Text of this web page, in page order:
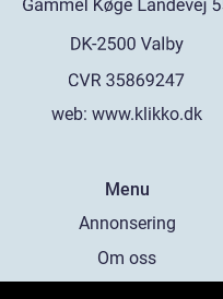
web: www.klikko.dk
Menu
Annonsering
Om oss